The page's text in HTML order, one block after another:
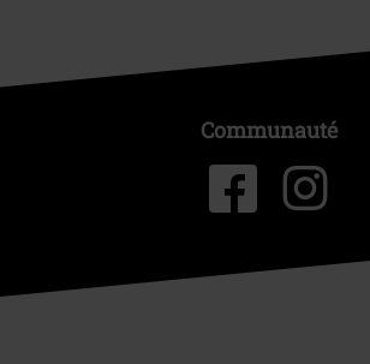
Communauté